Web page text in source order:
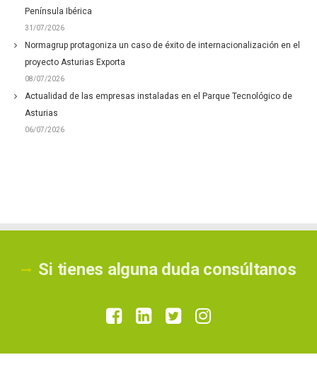
Península Ibérica
31/07/2026
Normagrup protagoniza un caso de éxito de internacionalización en el
proyecto Asturias Exporta
08/07/2026
Actualidad de las empresas instaladas en el Parque Tecnológico de
Asturias
06/07/2026
Si tienes alguna duda consúltanos